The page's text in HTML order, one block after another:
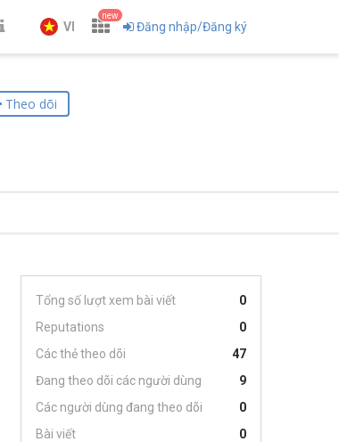
VI
new
Đăng nhập/Đăng ký
Theo dõi
Tổng số lượt xem bài viết
0
Reputations
0
Các thẻ theo dõi
47
Đang theo dõi các người dùng
9
Các người dùng đang theo dõi
0
Bài viết
0